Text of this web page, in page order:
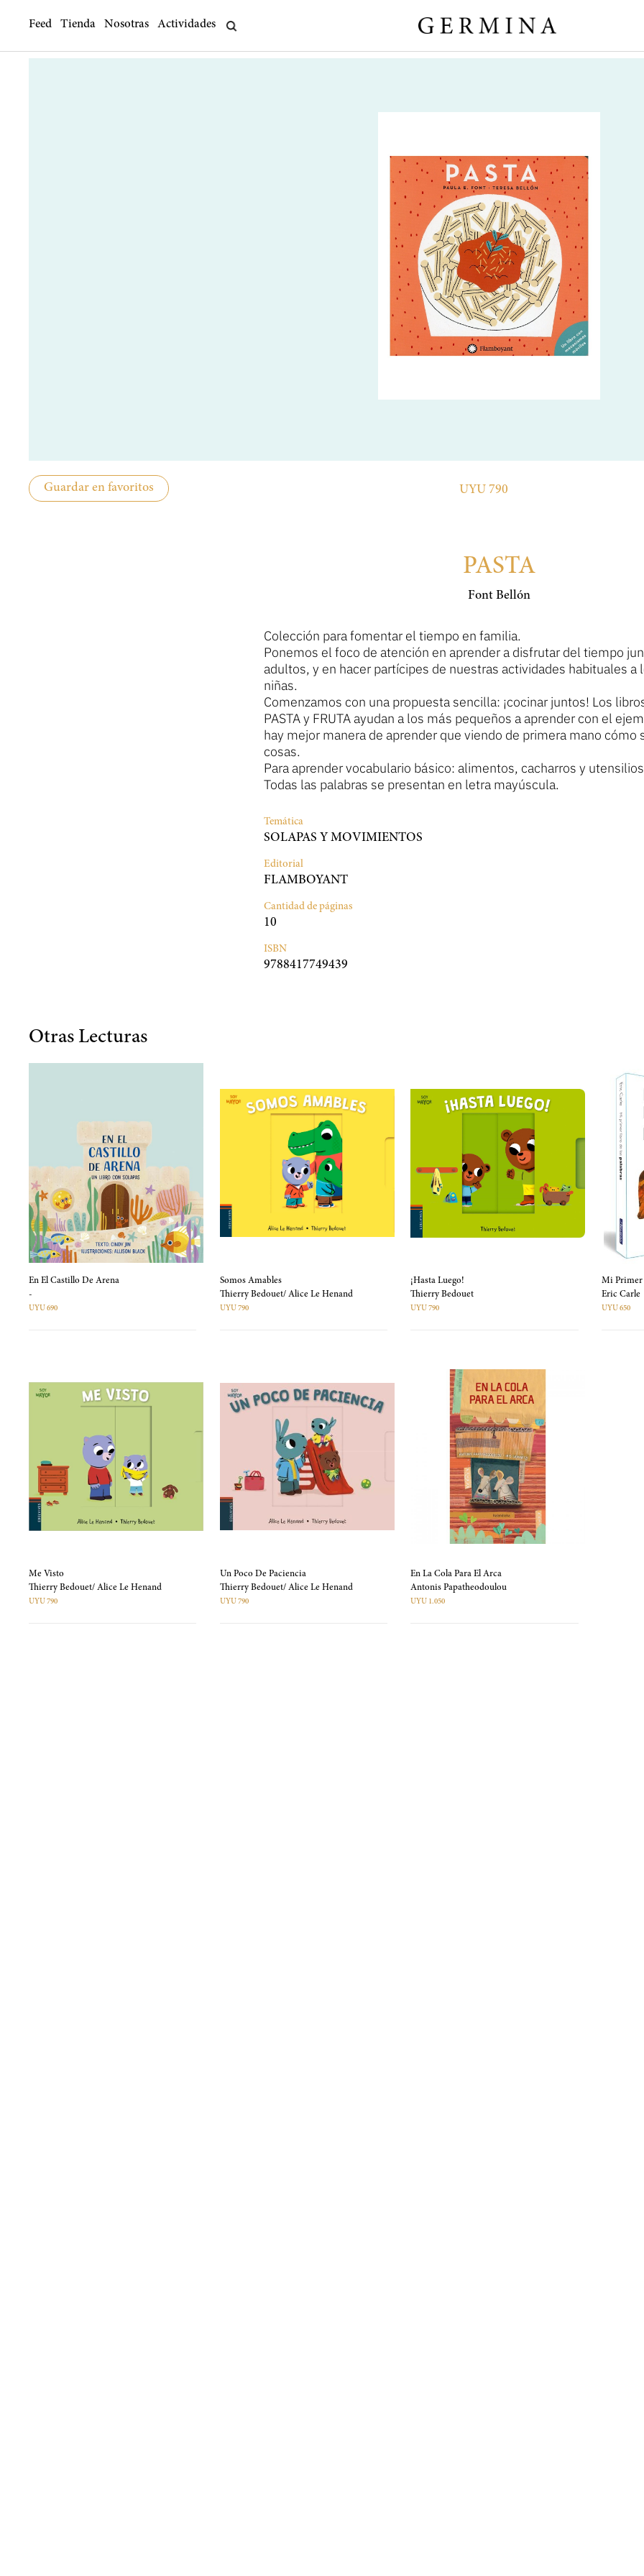
Feed Tienda Nosotras Actividades
Guardar en favoritos UYU 790
PASTA
Font Bellón
Colección para fomentar el tiempo en familia.
Ponemos el foco de atención en aprender a disfrutar del tiempo
adultos, y en hacer partícipes de nuestras actividades habituales a
niñas.
Comenzamos con una propuesta sencilla: ¡cocinar juntos! Los
PASTA y FRUTA ayudan a los más pequeños a aprender con el
hay mejor manera de aprender que viendo de primera mano cómo
cosas.
Para aprender vocabulario básico: alimentos, cacharros y
Todas las palabras se presentan en letra mayúscula.
Temática
SOLAPAS Y MOVIMIENTOS
Editorial
FLAMBOYANT
Cantidad de páginas
10
ISBN
9788417749439
Otras Lecturas
En El Castillo De Arena
-
UYU 690
Somos Amables
Thierry Bedouet/ Alice Le Henand
UYU 790
¡Hasta Luego!
Thierry Bedouet
UYU 790
Mi Primer
Eric Carle
UYU 650
Me Visto
Thierry Bedouet/ Alice Le Henand
UYU 790
Un Poco De Paciencia
Thierry Bedouet/ Alice Le Henand
UYU 790
En La Cola Para El Arca
Antonis Papatheodoulou
UYU 1.050